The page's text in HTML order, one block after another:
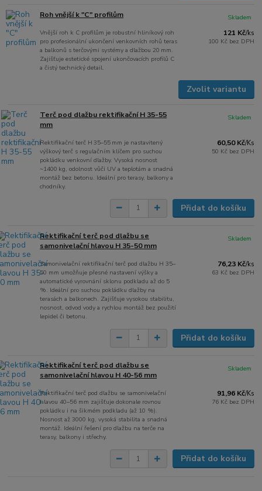
Roh vnější k "C" profilům
Vnější roh k C profilům je robustní hliníkový roh
pro profesionální ukončení venkovních rohů teras
a balkonů s terčovými systémy a dlažbou 20 mm.
Zajišťuje estetické spojení ukončovacích profilů C
a čistý technický detail.
121 Kč/ks
100 Kč bez DPH
Skladem
Zvolit variantu
Terč pod dlažbu rektifikační H 35-55
mm
Rektifikační terč H 35–55 mm je nastavitený
výškový terč s regulačním klíčem pro suchou
pokládku venkovní dlažby. Vysoká nosnost
~1400 kg, odolnost vůči UV a teplotám a snadná
montáž bez betonu. Ideální pro terasy, balkony a
chodníky.
60,50 Kč/Ks
50 Kč bez DPH
Skladem
Přidat do košíku
Rektifikační terč pod dlažbu se
samonivelační hlavou H 35-50 mm
Samonivelační rektifikační terč pod dlažbu H 35–
50 mm umožňuje přesné nastavení výšky a
automatické vyrovnání sklonu podkladu až do 5
%. Ideální pro suchou pokládku dlažby na
terasách a balkonech. Zajišťuje vysokou stabilitu,
nosnost, odvod vody a rychlou montáž bez použití
lepidel či betonu.
76,23 Kč/ks
63 Kč bez DPH
Skladem
Přidat do košíku
Rektifikační terč pod dlažbu se
samonivelační hlavou H 40-56 mm
Rektifikační terč pod dlažbu se samonivelační
hlavou 40–56 mm zajišťuje dokonale rovnou
pokládku i na šikmém podkladu (až 10 %).
Nosnost až 3000 kg, vysoká stabilita a snadná
montáž. Ideální řešení pro dlažbu na terče na
terasy, balkony i střechy.
91,96 Kč/Ks
76 Kč bez DPH
Skladem
Přidat do košíku